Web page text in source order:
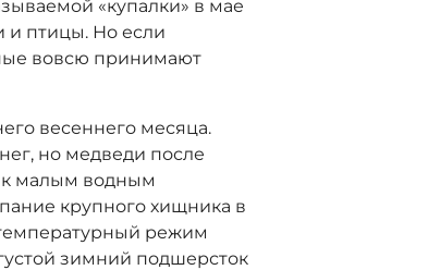
«купалки» в мае
и птицы. Но если
вовсю принимают
весеннего месяца.
но медведи после
к малым водным
крупного хищника в
режим
зимний подшерсток